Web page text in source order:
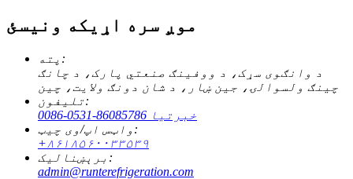
موږ سره اړیکه ونیسئ
پته:
د وانګوی سړک، د ووفینګ صنعتي پارک، د چانګ
چینګ ولسوالۍ، جین ښار، د شان دونګ ولایت، چین
تلیفون:
0086-0531-86085786 خبرتیا
واټس اپ/وی چیټ:
+۸۶۱۸۵۶۰۰۳۳۵۳۹
برېښنالیک:
admin@runterefrigeration.com